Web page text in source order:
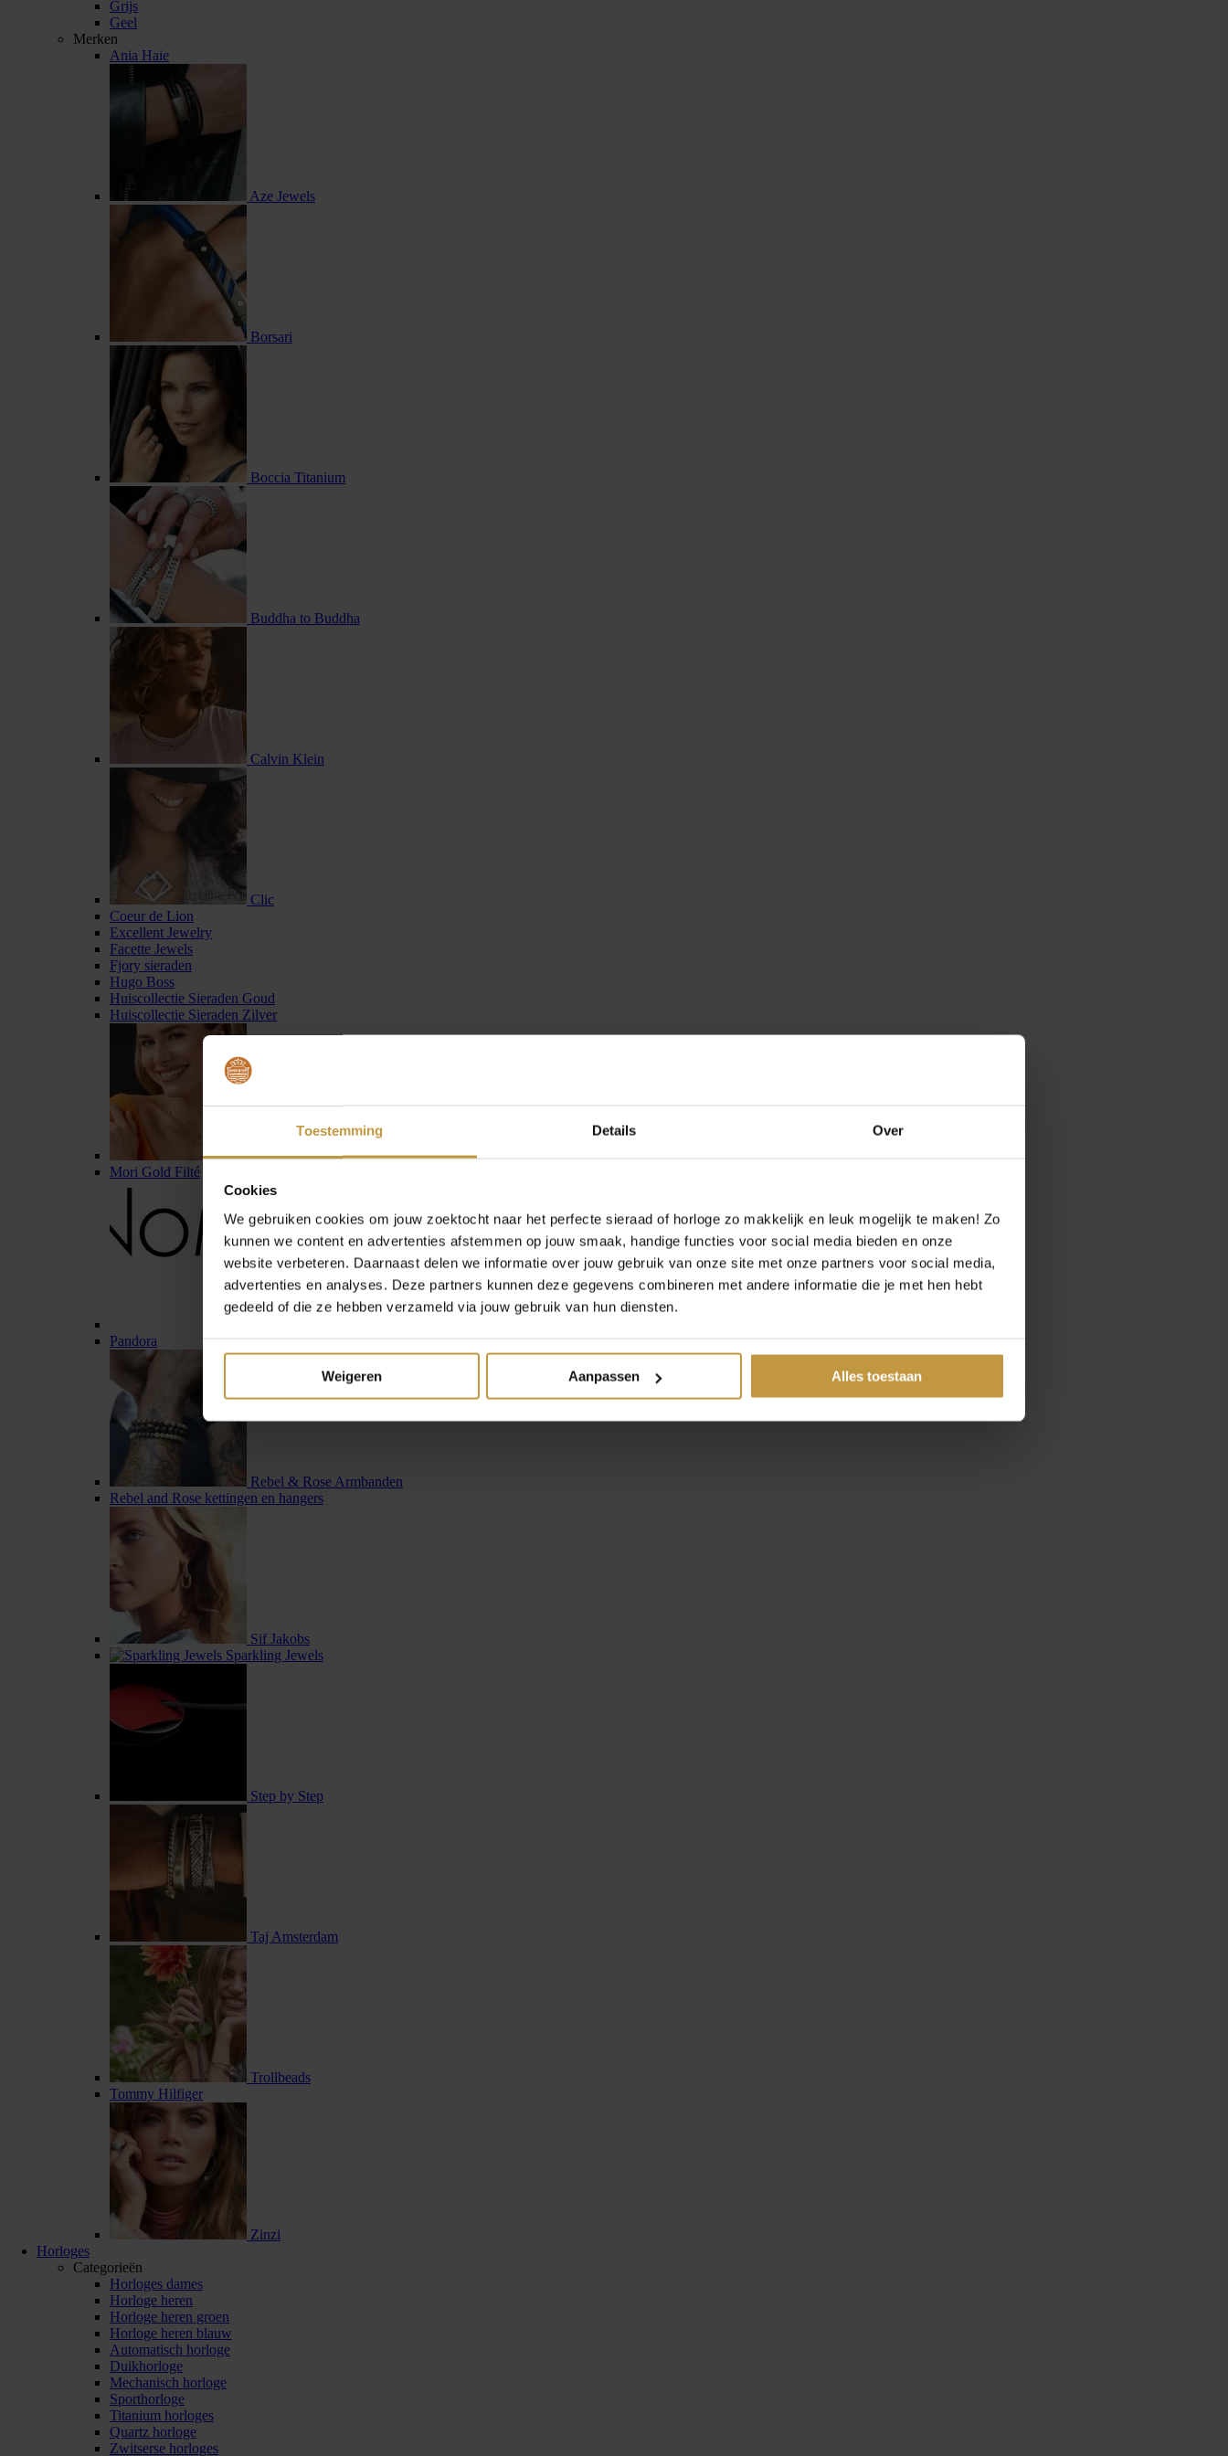
Toestemming Details Over
Cookies
We gebruiken cookies om jouw zoektocht naar het perfecte sieraad of horloge zo makkelijk en leuk mogelijk te maken! Zo
kunnen we content en advertenties afstemmen op jouw smaak, handige functies voor social media bieden en onze
website verbeteren. Daarnaast delen we informatie over jouw gebruik van onze site met onze partners voor social media,
advertenties en analyses. Deze partners kunnen deze gegevens combineren met andere informatie die je met hen hebt
gedeeld of die ze hebben verzameld via jouw gebruik van hun diensten.
Weigeren Aanpassen Alles toestaan
Grijs
Geel
Merken
Ania Haie
Aze Jewels
Borsari
Boccia Titanium
Buddha to Buddha
Calvin Klein
Clic
Coeur de Lion
Excellent Jewelry
Facette Jewels
Fjory sieraden
Hugo Boss
Huiscollectie Sieraden Goud
Huiscollectie Sieraden Zilver
Jackie Gold
Mori Gold Filté
Pandora
Rebel & Rose Armbanden
Rebel and Rose kettingen en hangers
Sif Jakobs
Sparkling Jewels
Step by Step
Taj Amsterdam
Trollbeads
Tommy Hilfiger
Zinzi
Horloges
Categorieën
Horloges dames
Horloge heren
Horloge heren groen
Horloge heren blauw
Automatisch horloge
Duikhorloge
Mechanisch horloge
Sporthorloge
Titanium horloges
Quartz horloge
Zwitserse horloges